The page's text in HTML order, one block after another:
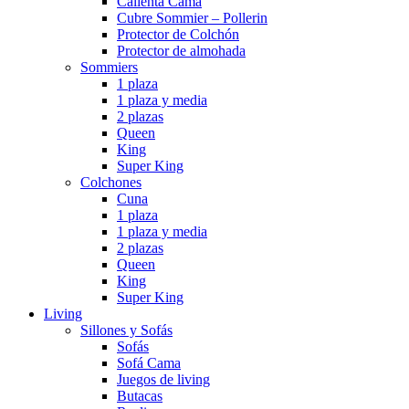
Cubre Sommier – Pollerin
Protector de Colchón
Protector de almohada
Sommiers
1 plaza
1 plaza y media
2 plazas
Queen
King
Super King
Colchones
Cuna
1 plaza
1 plaza y media
2 plazas
Queen
King
Super King
Living
Sillones y Sofás
Sofás
Sofá Cama
Juegos de living
Butacas